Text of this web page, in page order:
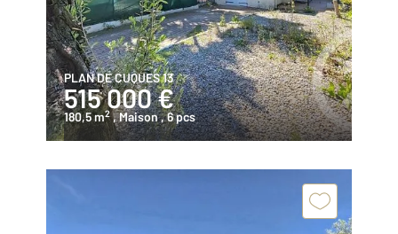
PLAN DE CUQUES 13
515 000 €
180,5 m2 , Maison, 6 pcs